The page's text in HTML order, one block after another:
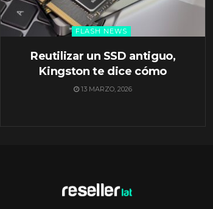
FLASH NEWS
Reutilizar un SSD antiguo,
Kingston te dice cómo
13 MARZO, 2026